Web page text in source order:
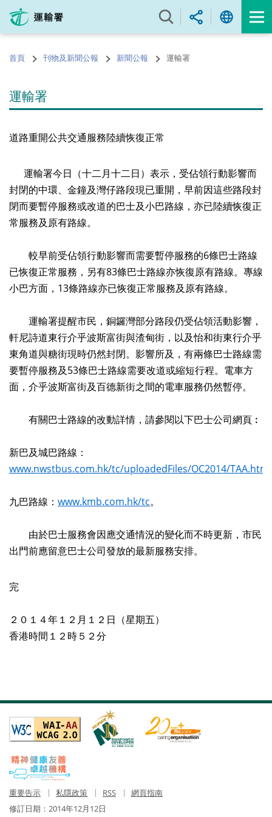
內
的首頁 刊物及新聞公報 新聞公報 運輸署
運輸署
道路重開公共交通服務陸續恢復正常
運輸署今日（十二月十二日）表示，受佔領行動影響而
封閉的中環、金鐘及灣仔路段現已重開，早前因這些路段封
閉而要暫停服務或改道的巴士及小巴路線，亦已陸續恢復正
常服務及原有路線。
較早前受佔領行動影響而需要暫停服務的6條巴士路線
已恢復正常服務，另有83條巴士路線亦恢復原有路線。專線
小巴方面，13條路線亦已恢復正常服務及原有路線。
運輸署提醒市民，銅鑼灣部分路段仍受佔領活動影響，
軒尼詩道東行介乎波斯富街與渣甸街，以及怡和街東行介乎
東角道與糖街現時仍然封閉。影響所及，有兩條巴士路線需
要暫停服務及53條巴士路線需要改道或縮短行程。電車方
面，介乎波斯富街及百德新街之間的電車服務仍然暫停。
有關巴士路線的改動詳情，請參閱以下巴士公司網頁︰
新巴及城巴路線：
www.nwstbus.com.hk/tc/uploadedFiles/OC2014/TAA.htm
九巴路線： www.kmb.com.hk/tc。
由於巴士服務會因應交通情況的變化而不時更新，市民
出門前應留意巴士公司發放的最新服務安排。
完
２０１４年１２月１２日（星期五）
香港時間１２時５２分
重要告示 私隱政策 RSS
網頁指南
修訂日期： 2014年12月12日